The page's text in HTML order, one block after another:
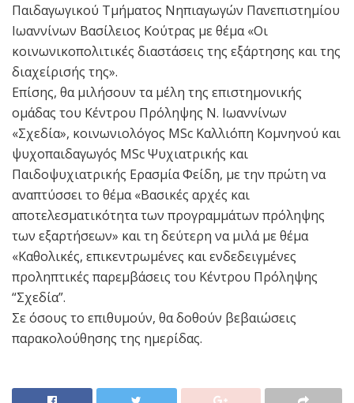
Παιδαγωγικού Τμήματος Νηπιαγωγών Πανεπιστημίου
Ιωαννίνων Βασίλειος Κούτρας με θέμα «Οι
κοινωνικοπολιτικές διαστάσεις της εξάρτησης και της
διαχείρισής της».
Επίσης, θα μιλήσουν τα μέλη της επιστημονικής
ομάδας του Κέντρου Πρόληψης Ν. Ιωαννίνων
«Σχεδία», κοινωνιολόγος MSc Καλλιόπη Κομνηνού και
ψυχοπαιδαγωγός MSc Ψυχιατρικής και
Παιδοψυχιατρικής Ερασμία Φείδη, με την πρώτη να
αναπτύσσει το θέμα «Βασικές αρχές και
αποτελεσματικότητα των προγραμμάτων πρόληψης
των εξαρτήσεων» και τη δεύτερη να μιλά με θέμα
«Καθολικές, επικεντρωμένες και ενδεδειγμένες
προληπτικές παρεμβάσεις του Κέντρου Πρόληψης
“Σχεδία”.
Σε όσους το επιθυμούν, θα δοθούν βεβαιώσεις
παρακολούθησης της ημερίδας.